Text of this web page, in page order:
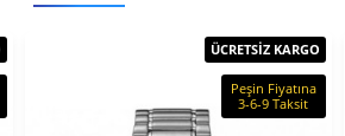
ÜCRETSİZ KARGO
Peşin Fiyatına
3-6-9 Taksit